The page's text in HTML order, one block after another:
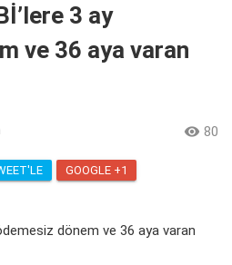
3 ay
ve 36 aya varan
 80
GOOGLE +1